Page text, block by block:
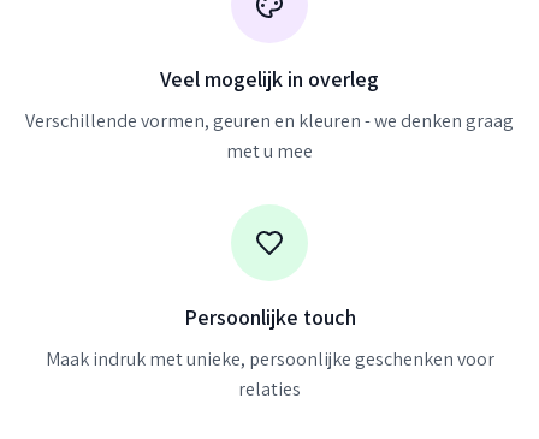
Veel mogelijk in overleg
Verschillende vormen, geuren en kleuren - we denken graag
met u mee
Persoonlijke touch
Maak indruk met unieke, persoonlijke geschenken voor
relaties